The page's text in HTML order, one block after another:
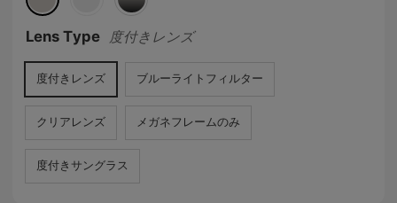
Lens Type 度付きレンズ
度付きレンズ ブルーライトフィルター
クリアレンズ メガネフレームのみ
度付きサングラス